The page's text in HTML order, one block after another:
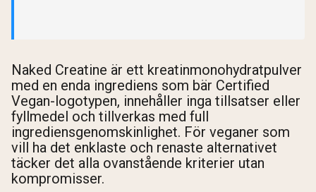
Naked Creatine är ett kreatinmonohydratpulver
med en enda ingrediens som bär Certified
Vegan-logotypen, innehåller inga tillsatser eller
fyllmedel och tillverkas med full
ingrediensgenomskinlighet. För veganer som
vill ha det enklaste och renaste alternativet
täcker det alla ovanstående kriterier utan
kompromisser.